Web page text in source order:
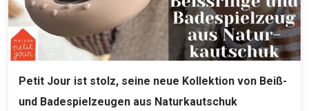
Petit Jour ist stolz, seine neue Kollektion von Beiß-
und Badespielzeugen aus Naturkautschuk